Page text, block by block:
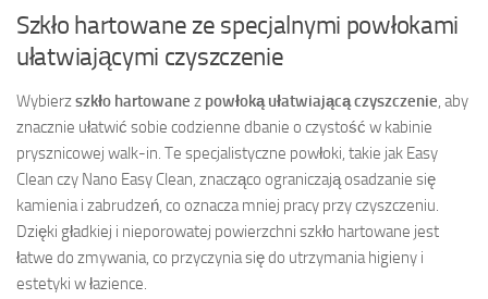
Szkło hartowane ze specjalnymi powłokami
ułatwiającymi czyszczenie
Wybierzszkło hartowane z powłoką ułatwiającą czyszczenie, aby
znacznie ułatwić sobie codzienne dbanie o czystość w kabinie
prysznicowej walk-in. Te specjalistyczne powłoki, takie jak Easy
Clean czy Nano Easy Clean, znacząco ograniczają osadzanie się
kamienia i zabrudzeń, co oznacza mniej pracy przy czyszczeniu.
Dzięki gładkiej i nieporowatej powierzchni szkło hartowane jest
łatwe do zmywania, co przyczynia się do utrzymania higieny i
estetyki w łazience.